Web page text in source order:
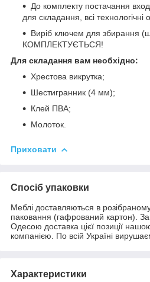
До комплекту постачання
для складання, всі технологічні
Виріб ключем для збирання
КОМПЛЕКТУЄТЬСЯ!
Для складання вам необхідно:
Хрестова викрутка;
Шестигранник (4 мм);
Клей ПВА;
Молоток.
Приховати
Спосіб упаковки
Меблі доставляються в
паковання (гафрований картон).
Одесою доставка цієї позиції
компанією. По всій Україні
Характеристики